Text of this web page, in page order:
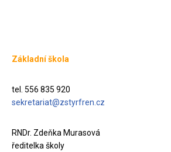
Základní škola
tel. 556 835 920
sekretariat@zstyrfren.cz
RNDr. Zdeňka Murasová
ředitelka školy